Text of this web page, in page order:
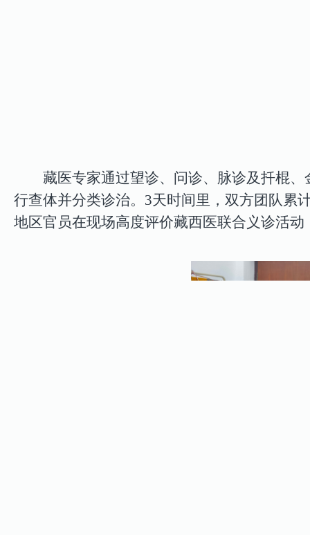
藏医专家通过望诊、问诊、脉诊及扦棍
行查体并分类诊治。 3天时间里，双方团队累
地区官员在现场高度评价藏西医联合义诊活